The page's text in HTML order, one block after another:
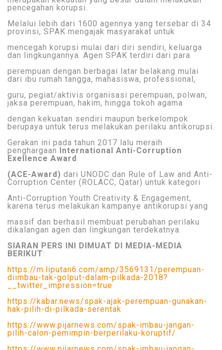
pencegahan korupsi.
Melalui lebih dari 1600 agennya yang tersebar di 34
provinsi, SPAK mengajak masyarakat untuk
mencegah korupsi mulai dari diri sendiri, keluarga
dan lingkungannya. Agen SPAK terdiri dari para
perempuan dengan berbagai latar belakang mulai
dari ibu rumah tangga, mahasiswa, professional,
guru, pegiat/aktivis organisasi perempuan, polwan,
jaksa perempuan, hakim, hingga tokoh agama
dengan kekuatan sendiri maupun berkelompok
berupaya untuk terus melakukan perilaku antikorupsi.
Gerakan ini pada tahun 2017 lalu meraih
penghargaan International Anti-Corruption
Exellence Award
(ACE-Award) dari UNODC dan Rule of Law and Anti-
Corruption Center (ROLACC, Qatar) untuk kategori
Anti-Corruption Youth Creativity & Engagement,
karena terus melakukan kampanye antikorupsi yang
massif dan berhasil membuat perubahan perilaku
dikalangan agen dan lingkungan terdekatnya.
SIARAN PERS INI DIMUAT DI MEDIA-MEDIA
BERIKUT:
https://m.liputan6.com/amp/3569131/perempuan-
diimbau-tak-golput-dalam-pilkada-2018?
__twitter_impression=true
https://kabar.news/spak-ajak-perempuan-gunakan-
hak-pilih-di-pilkada-serentak
https://www.pijarnews.com/spak-imbau-jangan-
pilih-calon-pemimpin-berperilaku-koruptif/